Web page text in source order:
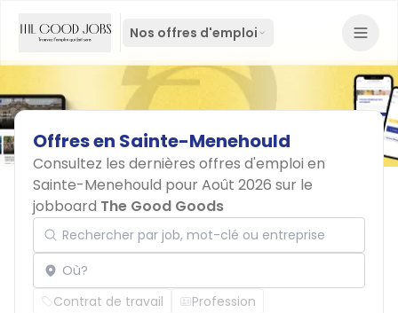
Nos offres d'emploi
Offresen Sainte-Menehould
Consultez les dernières offres d'emploi en
Sainte-Menehould pour Août 2026 sur le
jobboard The Good Goods
Rechercher par job, mot-clé ou entreprise
Localisation
Contrat de travail Profession